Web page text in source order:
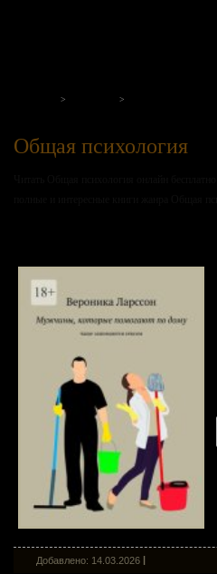
Общая психология
Добавлено: 14.03.2026